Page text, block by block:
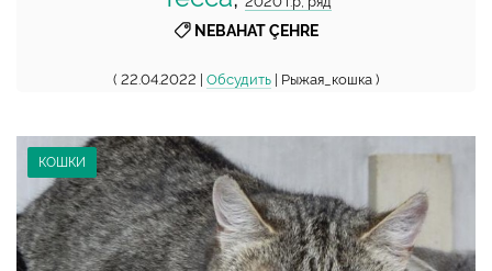
NEBAHAT ÇEHRE
( 22.04.2022 | Обсудить | Рыжая_кошка )
КОШКИ